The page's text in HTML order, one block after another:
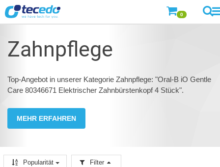
0
Zahnpflege
Top-Angebot in unserer Kategorie Zahnpflege: "Oral-B iO Gentle
Care 80346671 Elektrischer Zahnbürstenkopf 4 Stück".
MEHR ERFAHREN
Popularität Filter